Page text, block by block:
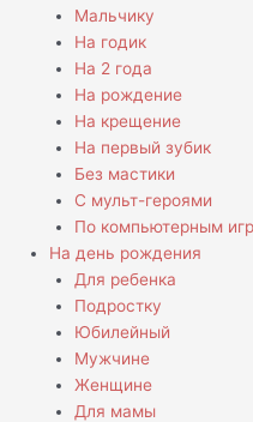
Мальчику
На годик
На 2 года
На рождение
На крещение
На первый зубик
Без мастики
С мульт-героями
По компьютерным
На день рождения
Для ребенка
Подростку
Юбилейный
Мужчине
Женщине
Для мамы